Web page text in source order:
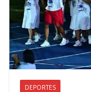
DEPORTES